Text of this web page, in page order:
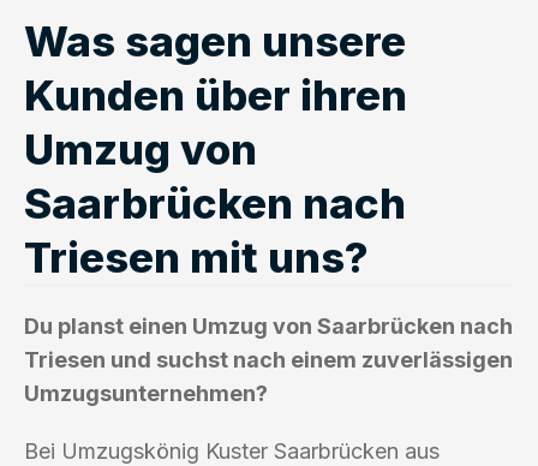
Was sagen unsere
Kunden über ihren
Umzug von
Saarbrücken nach
Triesen mit uns?
Du planst einen Umzug von Saarbrücken nach
Triesen und suchst nach einem zuverlässigen
Umzugsunternehmen?
Bei Umzugskönig Kuster Saarbrücken aus